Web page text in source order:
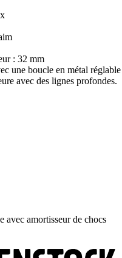
: 32 mm
une boucle en métal réglable
avec des lignes profondes.
avec amortisseur de chocs